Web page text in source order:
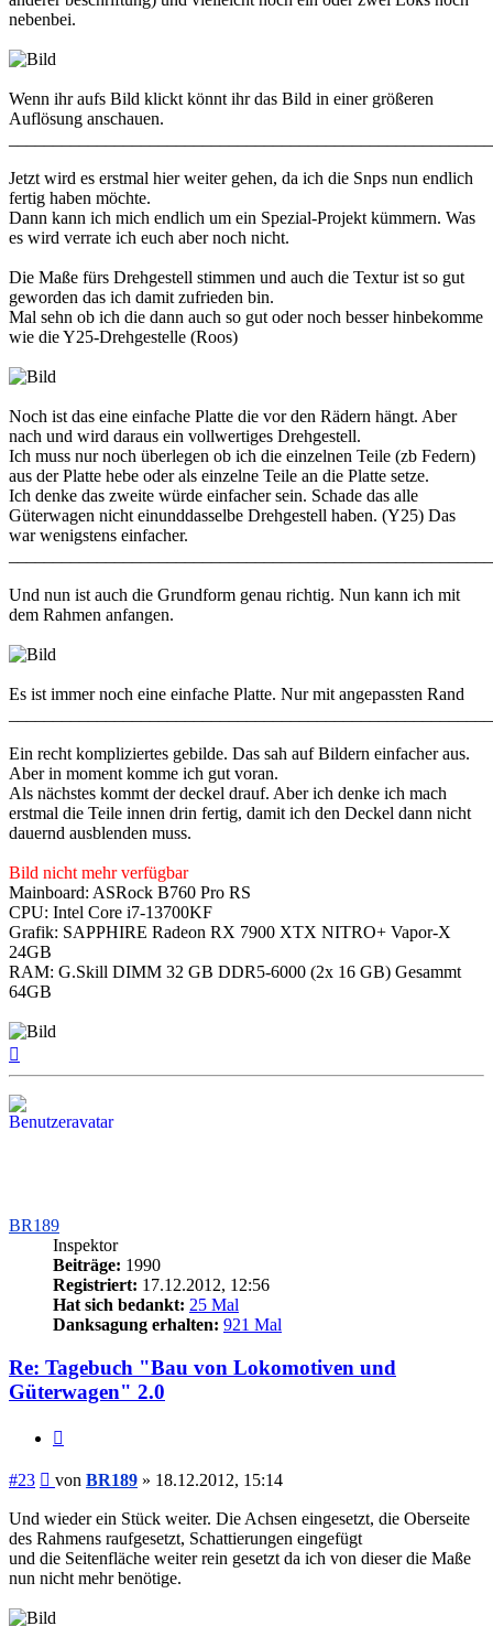
nebenbei.
Wenn ihr aufs Bild klickt könnt ihr das Bild in einer größeren
Auflösung anschauen.
Jetzt wird es erstmal hier weiter gehen, da ich die Snps nun endlich
fertig haben möchte.
Dann kann ich mich endlich um ein Spezial-Projekt kümmern. Was
es wird verrate ich euch aber noch nicht.
Die Maße fürs Drehgestell stimmen und auch die Textur ist so gut
geworden das ich damit zufrieden bin.
Mal sehn ob ich die dann auch so gut oder noch besser hinbekomme
wie die Y25-Drehgestelle (Roos)
Noch ist das eine einfache Platte die vor den Rädern hängt. Aber
nach und wird daraus ein vollwertiges Drehgestell.
Ich muss nur noch überlegen ob ich die einzelnen Teile (zb Federn)
aus der Platte hebe oder als einzelne Teile an die Platte setze.
Ich denke das zweite würde einfacher sein. Schade das alle
Güterwagen nicht einunddasselbe Drehgestell haben. (Y25) Das
war wenigstens einfacher.
Und nun ist auch die Grundform genau richtig. Nun kann ich mit
dem Rahmen anfangen.
Es ist immer noch eine einfache Platte. Nur mit angepassten Rand
Ein recht kompliziertes gebilde. Das sah auf Bildern einfacher aus.
Aber in moment komme ich gut voran.
Als nächstes kommt der deckel drauf. Aber ich denke ich mach
erstmal die Teile innen drin fertig, damit ich den Deckel dann nicht
dauernd ausblenden muss.
Bild nicht mehr verfügbar
Mainboard: ASRock B760 Pro RS
CPU: Intel Core i7-13700KF
Grafik: SAPPHIRE Radeon RX 7900 XTX NITRO+ Vapor-X
24GB
RAM: G.Skill DIMM 32 GB DDR5-6000 (2x 16 GB) Gesammt
64GB
oben
BR189
Inspektor
Beiträge: 1990
Registriert: 17.12.2012, 12:56
Hat sich bedankt: 25 Mal
Danksagung erhalten: 921 Mal
Re: Tagebuch "Bau von Lokomotiven und
Güterwagen" 2.0
#23 Beitrag
von BR189 » 18.12.2012, 15:14
Und wieder ein Stück weiter. Die Achsen eingesetzt, die Oberseite
des Rahmens raufgesetzt, Schattierungen eingefügt
und die Seitenfläche weiter rein gesetzt da ich von dieser die Maße
nun nicht mehr benötige.